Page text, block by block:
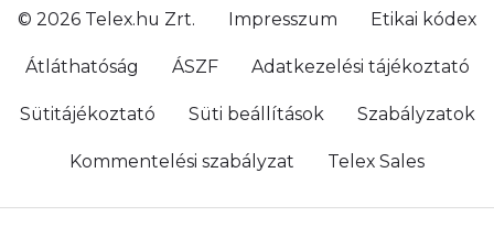
Legfontosabb